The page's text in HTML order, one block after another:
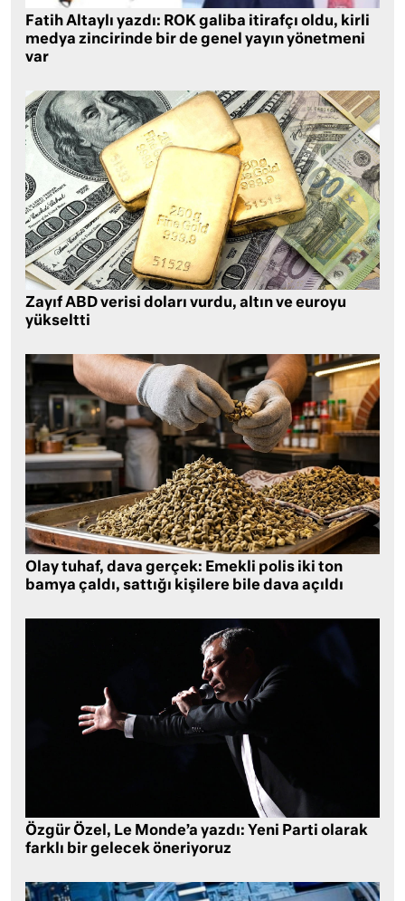
Fatih Altaylı yazdı: ROK galiba itirafçı oldu, kirli
medya zincirinde bir de genel yayın yönetmeni
var
Zayıf ABD verisi doları vurdu, altın ve euroyu
yükseltti
Olay tuhaf, dava gerçek: Emekli polis iki ton
bamya çaldı, sattığı kişilere bile dava açıldı
Özgür Özel, Le Monde’a yazdı: Yeni Parti olarak
farklı bir gelecek öneriyoruz